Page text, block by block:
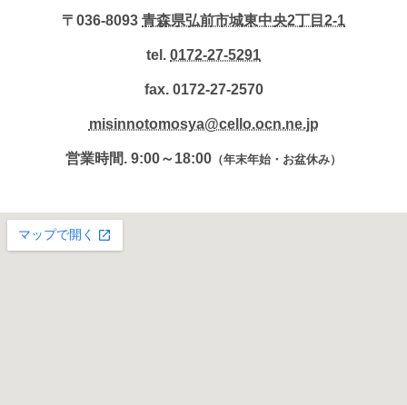
〒036-8093 青森県弘前市城東中央2丁目2-1
tel. 0172-27-5291
fax. 0172-27-2570
misinnotomosya@cello.ocn.ne.jp
営業時間. 9:00～18:00 （年末年始・お盆休み）